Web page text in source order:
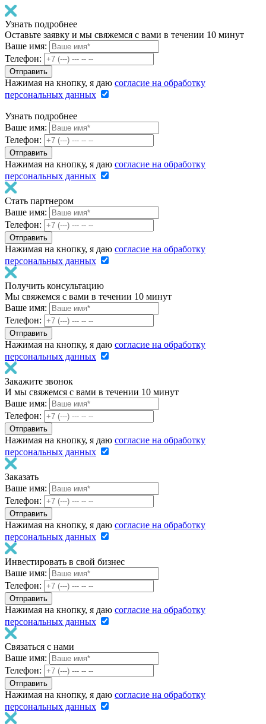
Узнать подробнее
Оставьте заявку и мы свяжемся с вами в течении 10 минут
Ваше имя:
Телефон:
Нажимая на кнопку, я даю согласие на обработку
персональных данных
Узнать подробнее
Ваше имя:
Телефон:
Нажимая на кнопку, я даю согласие на обработку
персональных данных
Стать партнером
Ваше имя:
Телефон:
Нажимая на кнопку, я даю согласие на обработку
персональных данных
Получить консультацию
Мы свяжемся с вами в течении 10 минут
Ваше имя:
Телефон:
Нажимая на кнопку, я даю согласие на обработку
персональных данных
Закажите звонок
И мы свяжемся с вами в течении 10 минут
Ваше имя:
Телефон:
Нажимая на кнопку, я даю согласие на обработку
персональных данных
Заказать
Ваше имя:
Телефон:
Нажимая на кнопку, я даю согласие на обработку
персональных данных
Инвестировать в свой бизнес
Ваше имя:
Телефон:
Нажимая на кнопку, я даю согласие на обработку
персональных данных
Связаться с нами
Ваше имя:
Телефон:
Нажимая на кнопку, я даю согласие на обработку
персональных данных